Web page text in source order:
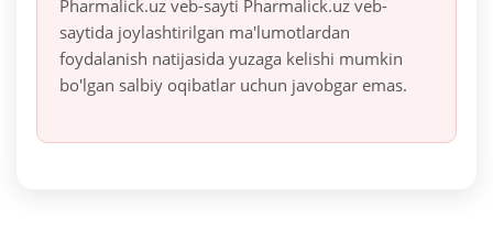
Pharmalick.uz veb-sayti Pharmalick.uz veb-
saytida joylashtirilgan ma'lumotlardan
foydalanish natijasida yuzaga kelishi mumkin
bo'lgan salbiy oqibatlar uchun javobgar emas.